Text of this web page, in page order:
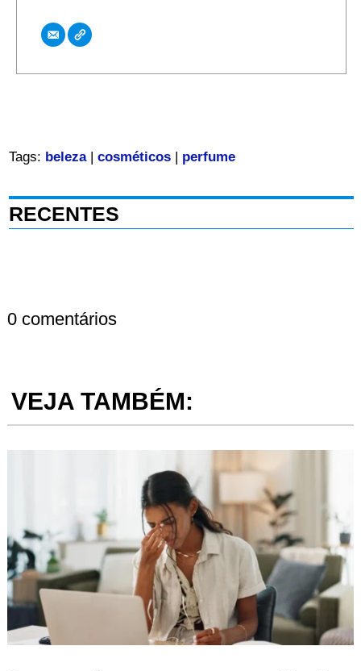
Tags: beleza| cosméticos| perfume
RECENTES
0 comentários
VEJA TAMBÉM: